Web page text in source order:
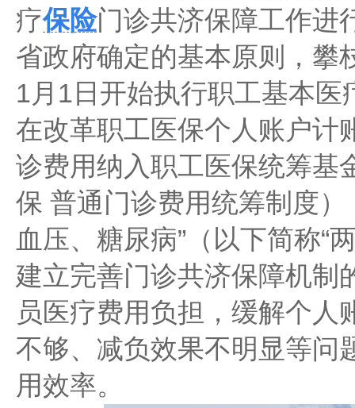
疗保险门诊共济保障工作进
省政府确定的基本原则，攀
1月1日开始执行职工基本
在改革职工医保个人账户计
诊费用纳入职工医保统筹基
保 普通门诊费用统筹制度
血压、糖尿病”（以下简称“
建立完善门诊共济保障机制
员医疗费用负担，缓解个人
不够、减负效果不明显等问
用效率。